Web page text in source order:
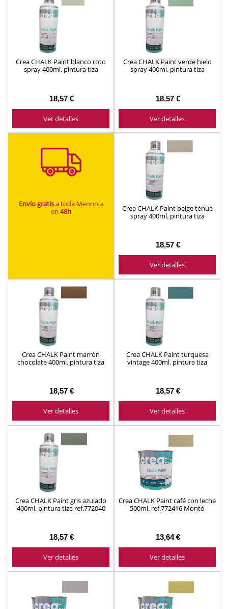
Crea CHALK Paint blanco roto
spray 400ml. pintura tiza
18,57 €
Ver detalles
Crea CHALK Paint verde hielo
spray 400ml. pintura tiza
18,57 €
Ver detalles
Envío gratisa toda Menorca
en 48h
Crea CHALK Paint beige ténue
spray 400ml. pintura tiza
18,57 €
Ver detalles
Crea CHALK Paint marrón
chocolate 400ml. pintura tiza
18,57 €
Ver detalles
Crea CHALK Paint turquesa
vintage 400ml. pintura tiza
18,57 €
Ver detalles
Crea CHALK Paint gris azulado
400ml. pintura tiza ref.772040
18,57 €
Ver detalles
Crea CHALK Paint café con leche
500ml. ref.772416 Montó
13,64 €
Ver detalles